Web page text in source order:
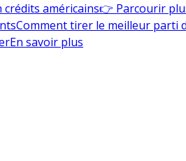
crédits américains👉 Parcourir
Comment tirer le meilleur parti
En savoir plus